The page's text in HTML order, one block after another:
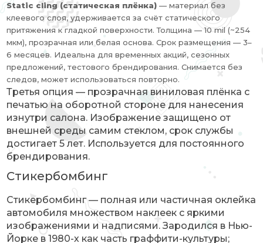
Static cling (статическая плёнка) — материал без
клеевого слоя, удерживается за счёт статического
притяжения к гладкой поверхности. Толщина — 10 mil (~254
мкм), прозрачная или белая основа. Срок размещения — 3–
6 месяцев. Идеальна для временных акций, сезонных
предложений, тестового брендирования. Снимается без
следов, может использоваться повторно.
Третья опция — прозрачная виниловая плёнка с
печатью на оборотной стороне для нанесения
изнутри салона. Изображение защищено от
внешней среды самим стеклом, срок службы
достигает 5 лет. Используется для постоянного
брендирования.
Стикербомбинг
Стикербомбинг — полная или частичная оклейка
автомобиля множеством наклеек с яркими
изображениями и надписями. Зародился в Нью-
Йорке в 1980-х как часть граффити-культуры;